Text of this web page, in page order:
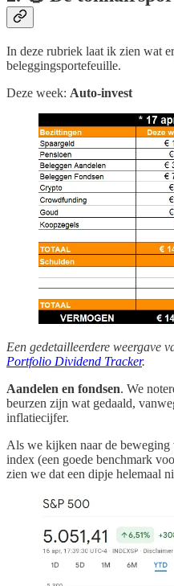
In deze rubriek laat ik zien wat
beleggingsportefeuille.
Deze week: Auto-invest
Een gedetailleerdere weergave
Portfolio Dividend Tracker.
Aandelen en fondsen. We
beurzen zijn wat gedaald,
inflatiecijfer.
Als we kijken naar de
index (een goede benchmark
zien we dat een dipje helemaal